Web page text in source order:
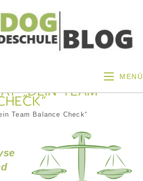
MENÜ
„DEIN TEAM
Team Balance Check“